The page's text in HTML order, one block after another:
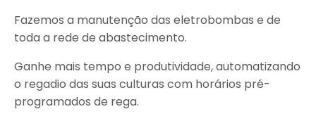
Fazemos a manutenção das eletrobombas e de
toda a rede de abastecimento.
Ganhe mais tempo e produtividade, automatizando
o regadio das suas culturas com horários pré-
programados de rega.